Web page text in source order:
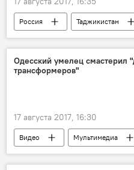
Россия Таджикистан
Одесский умелец смастерил
трансформеров"
17 августа 2017, 16:30
Видео Мультимедиа